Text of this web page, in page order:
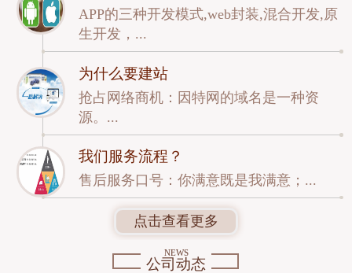
APP的三种开发模式,web封装,混合开发,原
生开发，...
为什么要建站
抢占网络商机：因特网的域名是一种资
源。...
我们服务流程？
售后服务口号：你满意既是我满意；...
点击查看更多
NEWS
公司动态